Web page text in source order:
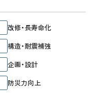
改修・長寿命化
構造・耐震補強
企画・設計
防災力向上